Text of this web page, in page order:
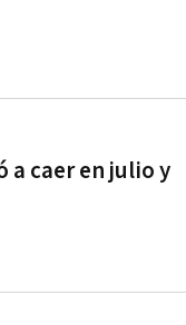
a caer en julio y